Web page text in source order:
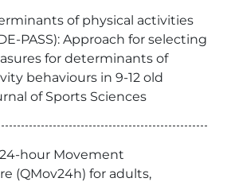
of physical activities
PASS): Approach for selecting
for determinants of
behaviours in 9-12 old
of Sports Sciences
hour Movement
(QMov24h) for adults,